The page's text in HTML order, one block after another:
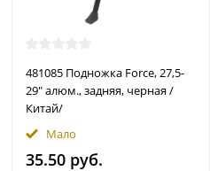
481085 Подножка Force, 27,5-
29" алюм., задняя, черная /
Китай/
Мало
35.50 руб.